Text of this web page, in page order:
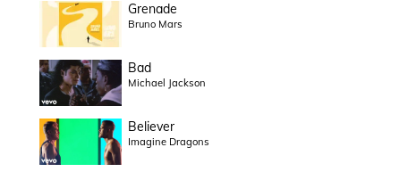
Grenade
Bruno Mars
Bad
Michael Jackson
Believer
Imagine Dragons